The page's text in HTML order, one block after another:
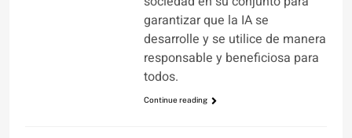
garantizar que la IA se
desarrolle y se utilice de manera
responsable y beneficiosa para
todos.
Continue reading